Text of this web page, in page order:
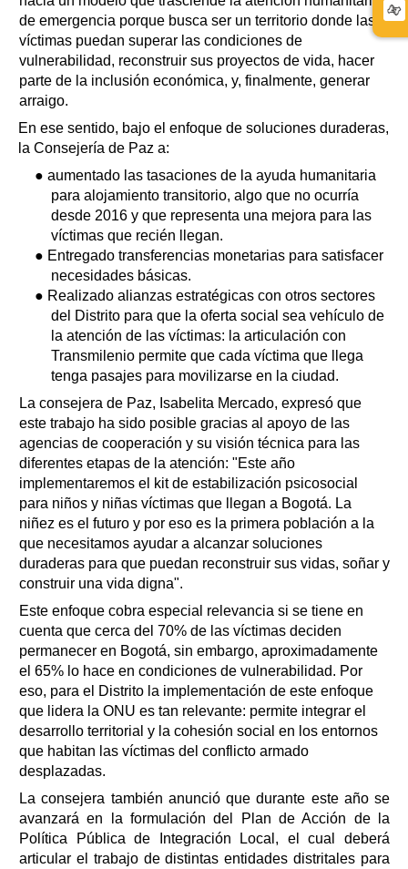
de emergencia porque busca ser un territorio donde las
víctimas puedan superar las condiciones de
vulnerabilidad, reconstruir sus proyectos de vida, hacer
parte de la inclusión económica, y, finalmente, generar
arraigo.
En ese sentido, bajo el enfoque de soluciones duraderas,
la Consejería de Paz a:
● aumentado las tasaciones de la ayuda humanitaria
para alojamiento transitorio, algo que no ocurría
desde 2016 y que representa una mejora para las
víctimas que recién llegan.
● Entregado transferencias monetarias para satisfacer
necesidades básicas.
● Realizado alianzas estratégicas con otros sectores
del Distrito para que la oferta social sea vehículo de
la atención de las víctimas: la articulación con
Transmilenio permite que cada víctima que llega
tenga pasajes para movilizarse en la ciudad.
La consejera de Paz, Isabelita Mercado, expresó que
este trabajo ha sido posible gracias al apoyo de las
agencias de cooperación y su visión técnica para las
diferentes etapas de la atención: "Este año
implementaremos el kit de estabilización psicosocial
para niños y niñas víctimas que llegan a Bogotá. La
niñez es el futuro y por eso es la primera población a la
que necesitamos ayudar a alcanzar soluciones
duraderas para que puedan reconstruir sus vidas, soñar y
construir una vida digna".
Este enfoque cobra especial relevancia si se tiene en
cuenta que cerca del 70% de las víctimas deciden
permanecer en Bogotá, sin embargo, aproximadamente
el 65% lo hace en condiciones de vulnerabilidad. Por
eso, para el Distrito la implementación de este enfoque
que lidera la ONU es tan relevante: permite integrar el
desarrollo territorial y la cohesión social en los entornos
que habitan las víctimas del conflicto armado
desplazadas.
La consejera también anunció que durante este año se
avanzará en la formulación del Plan de Acción de la
Política Pública de Integración Local, el cual deberá
articular el trabajo de distintas entidades distritales para